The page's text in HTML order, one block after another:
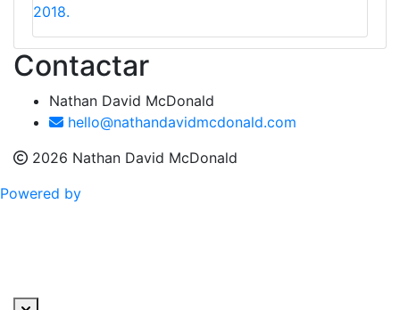
2018.
Contactar
Nathan David McDonald
hello@nathandavidmcdonald.com
2026 Nathan David McDonald
Powered by